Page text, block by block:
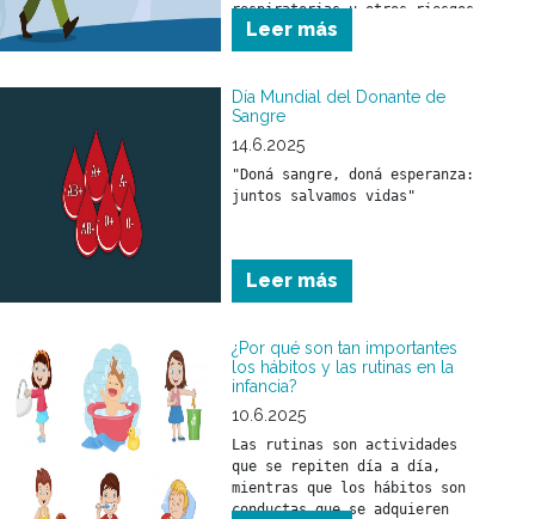
respiratorias u otros riesgos
asociados al descenso de la
temperatura.
Leer más
Día Mundial del Donante de
Sangre
14.6.2025
"Doná sangre, doná esperanza:
juntos salvamos vidas"
Leer más
¿Por qué son tan importantes
los hábitos y las rutinas en la
infancia?
10.6.2025
Las rutinas son actividades
que se repiten día a día,
mientras que los hábitos son
conductas que se adquieren